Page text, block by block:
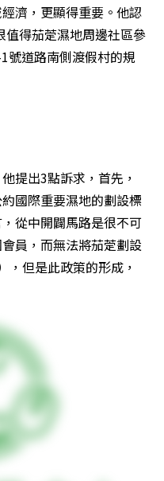
濟，更顯得重要。他認
值得茄萣濕地周邊社區參
號道路南側渡假村的規
提出3點訴求，首先，
國際重要濕地的劃設標
從中開闢馬路是很不可
員，而無法將茄萣劃設
，但是此政策的形成，